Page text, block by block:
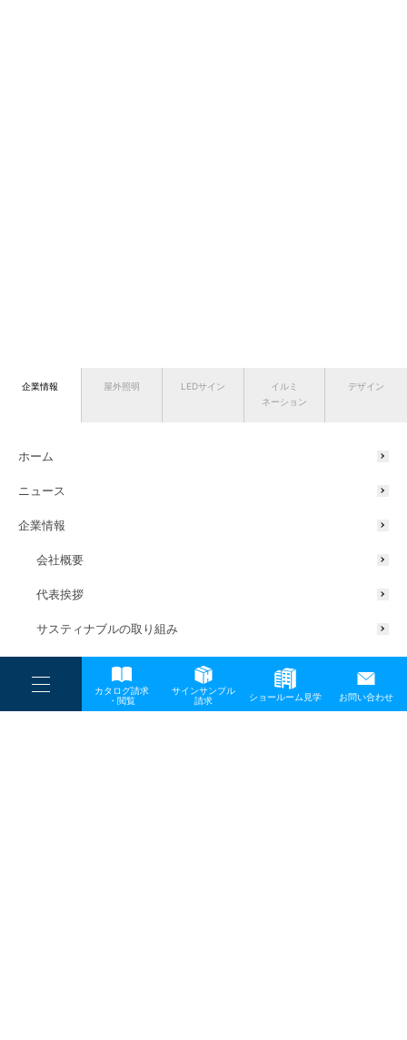
----
----
-
カタログ請求
・閲覧
サインサンプル
請求
ショールーム見学 お問い合わせ
企業情報 屋外照明 LEDサイン
イルミ
ネーション
デザイン
ホーム
ニュース
企業情報
会社概要
代表挨拶
サスティナブルの取り組み